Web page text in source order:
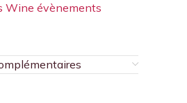
Wine évènements